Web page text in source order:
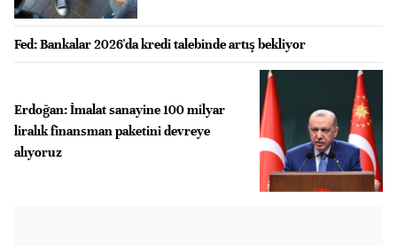
Fed: Bankalar 2026'da kredi talebinde artış bekliyor
Erdoğan: İmalat sanayine 100 milyar
liralık finansman paketini devreye
alıyoruz